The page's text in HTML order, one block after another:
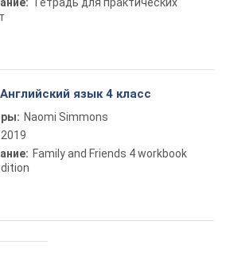
язык 4 класс
Naomi Simmons
2019
Family and Friends 4 workbook